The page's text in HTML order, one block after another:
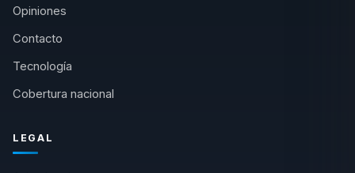
Opiniones
Contacto
Tecnología
Cobertura nacional
LEGAL